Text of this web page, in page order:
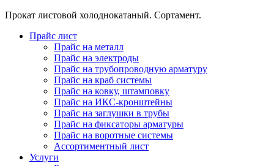
Прокат листовой холоднокатаный. Сортамент.
Прайс лист
Прайс на металл
Прайс на электроды
Прайс на трубопроводную арматуру
Прайс на краб системы
Прайс на ковку, штамповку
Прайс на ИКС-кронштейны
Прайс на заглушки в трубы
Прайс на фиксаторы арматуры
Прайс на воротные системы
Ассортиментный лист
Услуги